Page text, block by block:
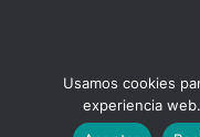
Usamos cookies
experiencia